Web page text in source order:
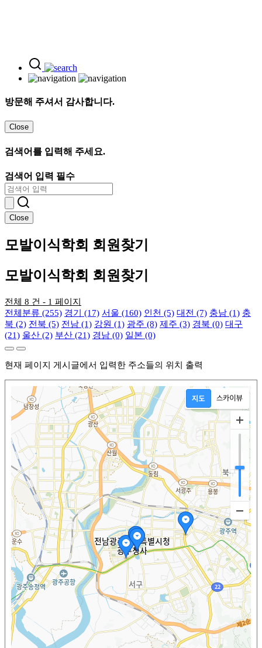
방문해 주셔서 감사합니다.
Close
검색어를 입력해 주세요.
검색어 입력 필수
Close
모발이식학회 회원찾기
모발이식학회 회원찾기
전체 8 건 - 1 페이지
전체분류 (255) 경기 (17) 서울 (160) 인천 (5) 대전 (7) 충남 (1) 충
북 (2) 전북 (5) 전남 (1) 강원 (1) 광주 (8) 제주 (3) 경북 (0) 대구
(21) 울산 (2) 부산 (21) 경남 (0) 일본 (0)
현재 페이지 게시글에서 입력한 주소들의 위치 출력